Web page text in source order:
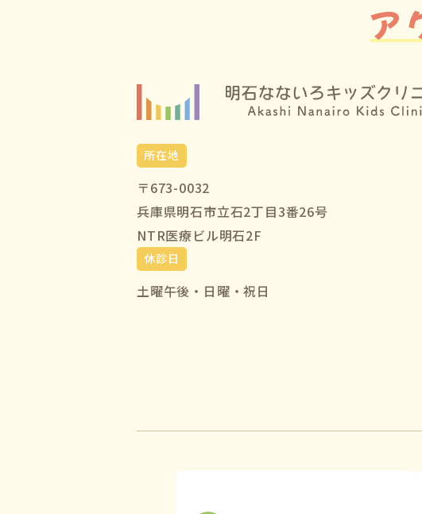
ア
所在地
〒673-0032
兵庫県明石市立石2丁目3番26号
NTR医療ビル明石2F
休診日
土曜午後・日曜・祝日